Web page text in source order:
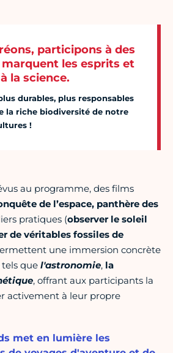
participons à des
les esprits et
la science.
durables, plus responsables
la riche biodiversité de notre
!
au programme, des films
de l’espace, panthère des
pratiques (observer le soleil
de véritables fossiles de
une immersion concrète
que l'astronomie, la
, offrant aux participants la
activement à leur propre
met en lumière les